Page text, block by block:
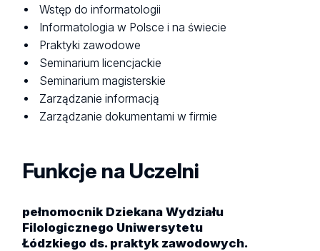
Wstęp do informatologii
Informatologia w Polsce i na świecie
Praktyki zawodowe
Seminarium licencjackie
Seminarium magisterskie
Zarządzanie informacją
Zarządzanie dokumentami w firmie
Funkcje na Uczelni
pełnomocnik Dziekana Wydziału
Filologicznego Uniwersytetu
Łódzkiego ds. praktyk zawodowych.